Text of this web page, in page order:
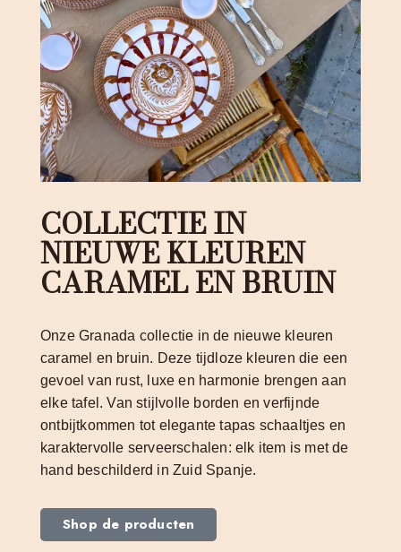
COLLECTIE IN
NIEUWE KLEUREN
CARAMEL EN BRUIN
Onze Granada collectie in de nieuwe kleuren
caramel en bruin. Deze tijdloze kleuren die een
gevoel van rust, luxe en harmonie brengen aan
elke tafel. Van stijlvolle borden en verfijnde
ontbijtkommen tot elegante tapas schaaltjes en
karaktervolle serveerschalen: elk item is met de
hand beschilderd in Zuid Spanje.
Shop de producten